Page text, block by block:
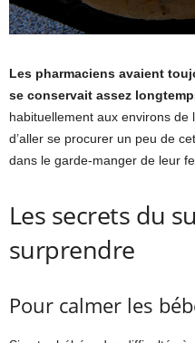
Les pharmaciens avaient
se conservait assez
habituellement aux environs
d’aller se procurer un peu de
dans le garde-manger de leur
Les secrets du
surprendre
Pour calmer les